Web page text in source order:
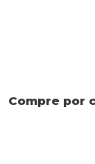
Compre por